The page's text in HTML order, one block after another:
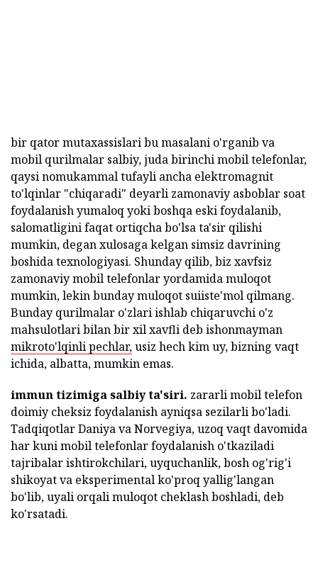
bir qator mutaxassislari bu masalani o'rganib va
mobil qurilmalar salbiy, juda birinchi mobil telefonlar,
qaysi nomukammal tufayli ancha elektromagnit
to'lqinlar "chiqaradi" deyarli zamonaviy asboblar soat
foydalanish yumaloq yoki boshqa eski foydalanib,
salomatligini faqat ortiqcha bo'lsa ta'sir qilishi
mumkin, degan xulosaga kelgan simsiz davrining
boshida texnologiyasi. Shunday qilib, biz xavfsiz
zamonaviy mobil telefonlar yordamida muloqot
mumkin, lekin bunday muloqot suiiste'mol qilmang.
Bunday qurilmalar o'zlari ishlab chiqaruvchi o'z
mahsulotlari bilan bir xil xavfli deb ishonmayman
mikroto'lqinli pechlar,usiz hech kim uy, bizning vaqt
ichida, albatta, mumkin emas.
immun tizimiga salbiy ta'siri. zararli mobil telefon
doimiy cheksiz foydalanish ayniqsa sezilarli bo'ladi.
Tadqiqotlar Daniya va Norvegiya, uzoq vaqt davomida
har kuni mobil telefonlar foydalanish o'tkaziladi
tajribalar ishtirokchilari, uyquchanlik, bosh og'rig'i
shikoyat va eksperimental ko'proq yallig'langan
bo'lib, uyali orqali muloqot cheklash boshladi, deb
ko'rsatadi.